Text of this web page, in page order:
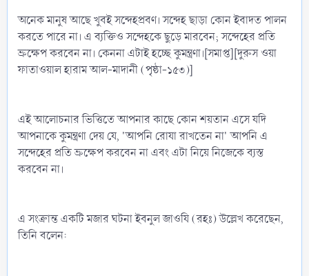
অনেক মানুষ আছে খুবই সন্দেহপ্রবণ। সন্দেহ ছাড়া কোন ইবাদত পালন
করতে পারে না। এ ব্যক্তিও সন্দেহকে ছুড়ে মারবেন; সন্দেহের প্রতি
ভ্রুক্ষেপ করবেন না। কেননা এটাই হচ্ছে কুমন্ত্রণা।[সমাপ্ত][দুরুস ওয়া
ফাতাওয়াল হারাম আল-মাদানী (পৃষ্ঠা-১৫৩)]
এই আলোচনার ভিত্তিতে আপনার কাছে কোন শয়তান এসে যদি
আপনাকে কুমন্ত্রণা দেয় যে, 'আপনি রোযা রাখতেন না' আপনি এ
সন্দেহের প্রতি ভ্রুক্ষেপ করবেন না এবং এটা নিয়ে নিজেকে ব্যস্ত
করবেন না।
এ সংক্রান্ত একটি মজার ঘটনা ইবনুল জাওযি (রহঃ) উল্লেখ করেছেন,
তিনি বলেন: